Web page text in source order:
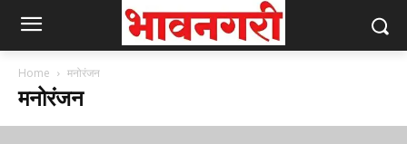
Home मनोरंजन
मनोरंजन